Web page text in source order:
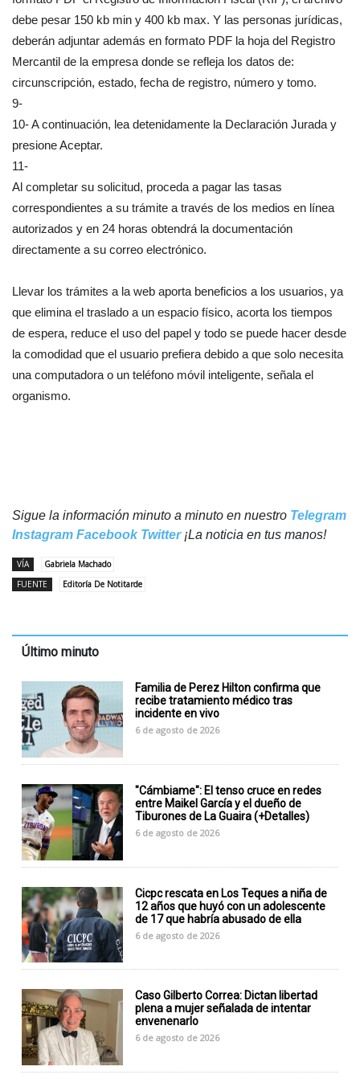
debe pesar 150 kb min y 400 kb max. Y las personas jurídicas,
deberán adjuntar además en formato PDF la hoja del Registro
Mercantil de la empresa donde se refleja los datos de:
circunscripción, estado, fecha de registro, número y tomo.
9-
10- A continuación, lea detenidamente la Declaración Jurada y
presione Aceptar.
11-
Al completar su solicitud, proceda a pagar las tasas
correspondientes a su trámite a través de los medios en línea
autorizados y en 24 horas obtendrá la documentación
directamente a su correo electrónico.
Llevar los trámites a la web aporta beneficios a los usuarios, ya
que elimina el traslado a un espacio físico, acorta los tiempos
de espera, reduce el uso del papel y todo se puede hacer desde
la comodidad que el usuario prefiera debido a que solo necesita
una computadora o un teléfono móvil inteligente, señala el
organismo.
Sigue la información minuto a minuto en nuestro Telegram
Instagram Facebook Twitter¡La noticia en tus manos!
VÍA
Gabriela Machado
FUENTE
Editoría De Notitarde
Último minuto
Familia de Perez Hilton confirma que
recibe tratamiento médico tras
incidente en vivo
6 de agosto de 2026
"Cámbiame": El tenso cruce en redes
entre Maikel García y el dueño de
Tiburones de La Guaira (+Detalles)
6 de agosto de 2026
Cicpc rescata en Los Teques a niña de
12 años que huyó con un adolescente
de 17 que habría abusado de ella
6 de agosto de 2026
Caso Gilberto Correa: Dictan libertad
plena a mujer señalada de intentar
envenenarlo
6 de agosto de 2026